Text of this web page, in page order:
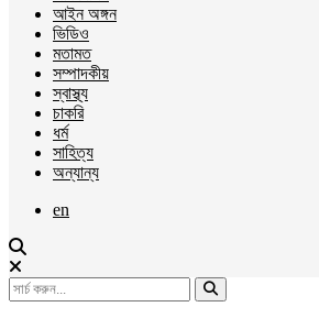
আইন অঙ্গন
ভিডিও
মতামত
সম্পাদকীয়
স্বাস্থ্য
চাকরি
ধর্ম
সাহিত্য
অন্যান্য
en